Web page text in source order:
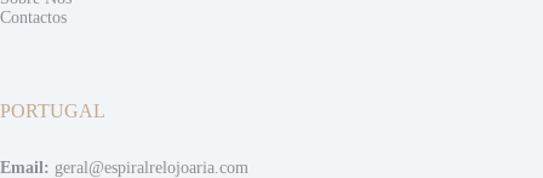
Contactos
PORTUGAL
Email: geral@espiralrelojoaria.com